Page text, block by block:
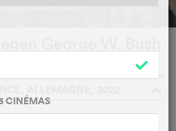
George W. Bush
CINÉMAS